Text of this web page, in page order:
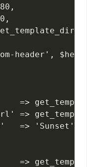
header',
=>
=>
=> 'Sunset',
=>